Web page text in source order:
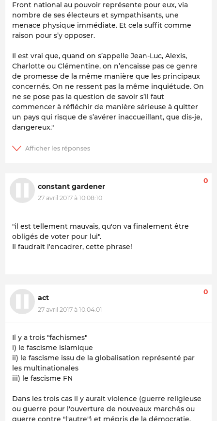
Front national au pouvoir représente pour eux, via
nombre de ses électeurs et sympathisants, une
menace physique immédiate. Et cela suffit comme
raison pour s’y opposer.
Il est vrai que, quand on s’appelle Jean-Luc, Alexis,
Charlotte ou Clémentine, on n’encaisse pas ce genre
de promesse de la même manière que les principaux
concernés. On ne ressent pas la même inquiétude. On
ne se pose pas la question de savoir s’il faut
commencer à réfléchir de manière sérieuse à quitter
un pays qui risque de s’avérer inaccueillant, que dis-je,
dangereux."
constant gardener
27 avril 2017 à 10:08:10
0
"il est tellement mauvais, qu'on va finalement être
obligés de voter pour lui".
Il faudrait l'encadrer, cette phrase!
act
27 avril 2017 à 10:04:01
0
Il y a trois "fachismes"
i) le fascisme islamique
ii) le fascisme issu de la globalisation représenté par
les multinationales
iii) le fascisme FN
Dans les trois cas il y aurait violence (guerre religieuse
ou guerre pour l'ouverture de nouveaux marchés ou
guerre contre "l'autre") et mépris de la démocratie.